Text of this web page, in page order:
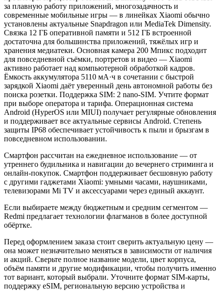
за плавную работу приложений, многозадачность и
современные мобильные игры — в линейках Xiaomi обычно
установлены актуальные Snapdragon или MediaTek Dimensity.
Связка 12 ГБ оперативной памяти и 512 ГБ встроенной
достаточна для большинства приложений, тяжёлых игр и
хранения медиатеки. Основная камера 200 Мпикс подходит
для повседневной съёмки, портретов и видео — Xiaomi
активно работает над компьютерной обработкой кадров.
Ёмкость аккумулятора 5110 мА·ч в сочетании с быстрой
зарядкой Xiaomi даёт уверенный день автономной работы без
поиска розетки. Поддержка SIM: 2 nano-SIM. Учтите формат
при выборе оператора и тарифа. Операционная система
Android (HyperOS или MIUI) получает регулярные обновления
и поддерживает все актуальные сервисы Android. Степень
защиты IP68 обеспечивает устойчивость к пыли и брызгам в
повседневном использовании.
Смартфон рассчитан на ежедневное использование — от
утреннего будильника и навигации до вечернего стриминга и
онлайн-покупок. Смартфон поддерживает бесшовную работу
с другими гаджетами Xiaomi: умными часами, наушниками,
телевизорами Mi TV и аксессуарами через единый аккаунт.
Если выбираете между бюджетным и средним сегментом —
Redmi предлагает технологии флагманов в более доступной
обёртке.
Перед оформлением заказа стоит сверить актуальную цену —
она может незначительно меняться в зависимости от наличия
и акций. Сверьте полное название модели, цвет корпуса,
объём памяти и другие модификации, чтобы получить именно
тот вариант, который выбрали. Уточните формат SIM-карты,
поддержку eSIM, региональную версию устройства и